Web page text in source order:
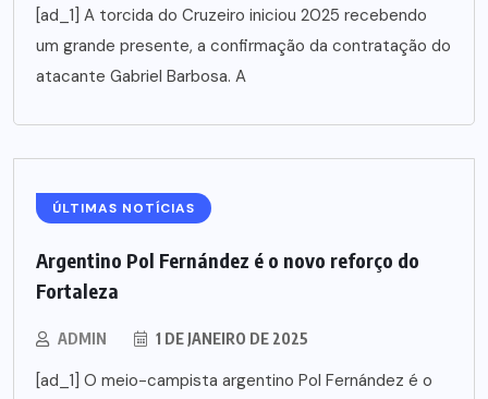
[ad_1] A torcida do Cruzeiro iniciou 2025 recebendo
um grande presente, a confirmação da contratação do
atacante Gabriel Barbosa. A
ÚLTIMAS NOTÍCIAS
Argentino Pol Fernández é o novo reforço do
Fortaleza
ADMIN 1 DE JANEIRO DE 2025
[ad_1] O meio-campista argentino Pol Fernández é o